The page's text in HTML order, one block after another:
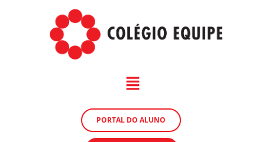
PORTAL DO ALUNO